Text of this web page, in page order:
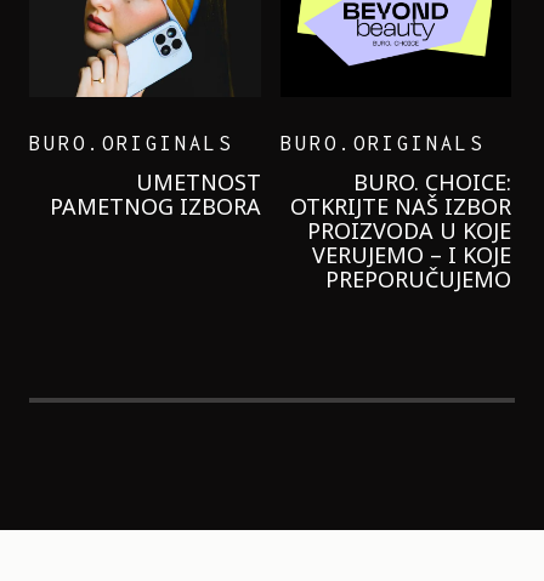
GARNIER KREMU I
NIKADA NIŠTA
LAGANIJE NISAM
KORISTILA